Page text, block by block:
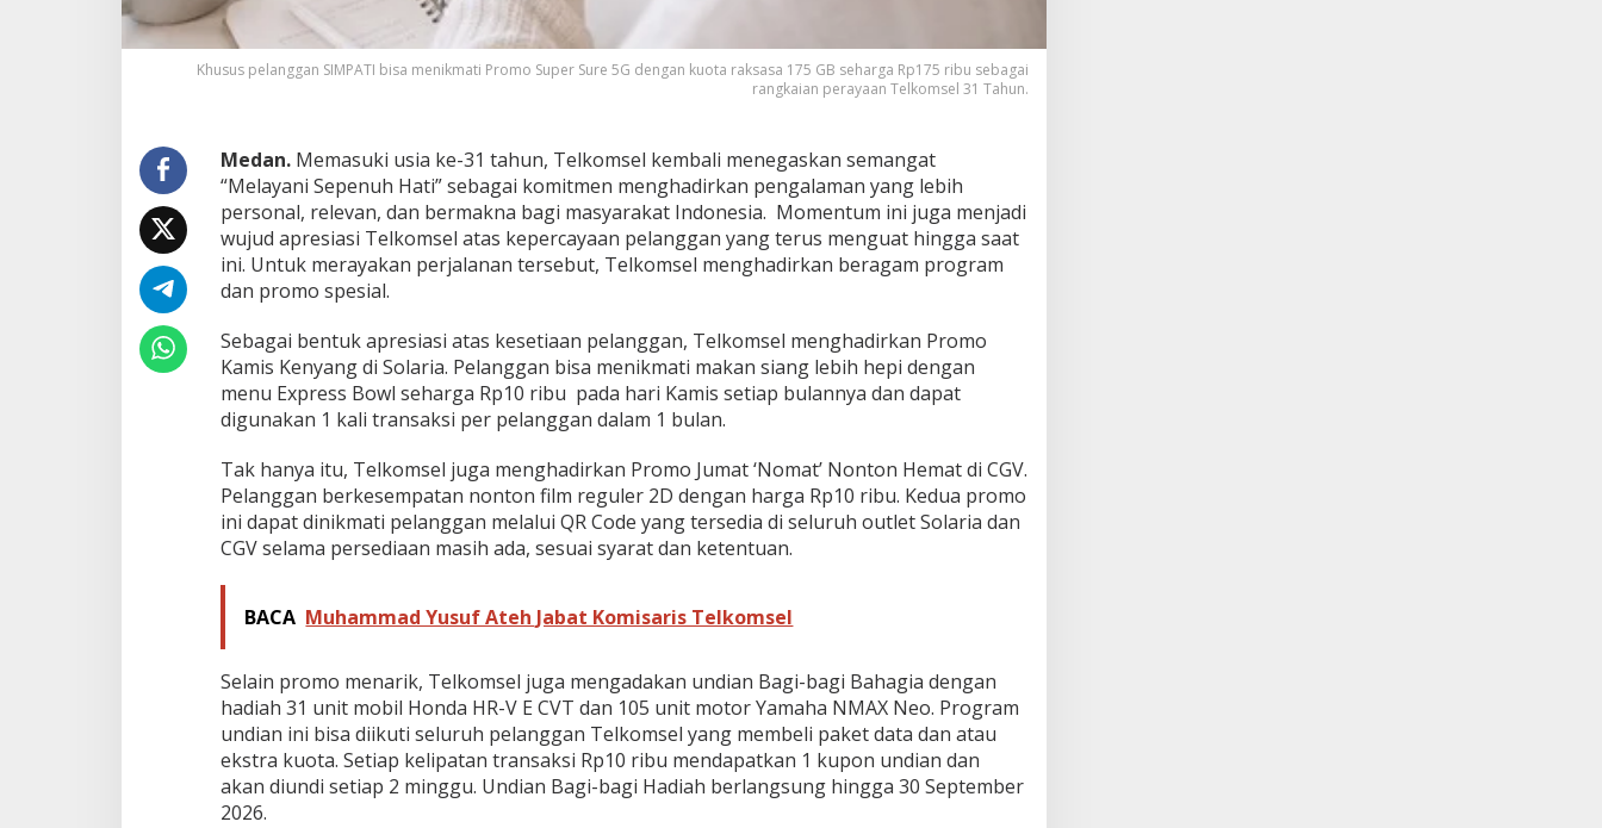
n
p
e
n
u
h
H
a
i
Khusus pelanggan SIMPATI bisa menikmati Promo Super Sure 5G dengan kuota raksasa 175 GB seharga Rp175 ribu sebagai
rangkaian perayaan Telkomsel 31 Tahun.
Medan. Memasuki usia ke-31 tahun, Telkomsel kembali menegaskan semangat
“Melayani Sepenuh Hati” sebagai komitmen menghadirkan pengalaman yang lebih
personal, relevan, dan bermakna bagi masyarakat Indonesia. Momentum ini juga menjadi
wujud apresiasi Telkomsel atas kepercayaan pelanggan yang terus menguat hingga saat
ini. Untuk merayakan perjalanan tersebut, Telkomsel menghadirkan beragam program
dan promo spesial.
Sebagai bentuk apresiasi atas kesetiaan pelanggan, Telkomsel menghadirkan Promo
Kamis Kenyang di Solaria. Pelanggan bisa menikmati makan siang lebih hepi dengan
menu Express Bowl seharga Rp10 ribu pada hari Kamis setiap bulannya dan dapat
digunakan 1 kali transaksi per pelanggan dalam 1 bulan.
Tak hanya itu, Telkomsel juga menghadirkan Promo Jumat ‘Nomat’ Nonton Hemat di CGV.
Pelanggan berkesempatan nonton film reguler 2D dengan harga Rp10 ribu. Kedua promo
ini dapat dinikmati pelanggan melalui QR Code yang tersedia di seluruh outlet Solaria dan
CGV selama persediaan masih ada, sesuai syarat dan ketentuan.
BACA Muhammad Yusuf Ateh Jabat Komisaris Telkomsel
Selain promo menarik, Telkomsel juga mengadakan undian Bagi-bagi Bahagia dengan
hadiah 31 unit mobil Honda HR-V E CVT dan 105 unit motor Yamaha NMAX Neo. Program
undian ini bisa diikuti seluruh pelanggan Telkomsel yang membeli paket data dan atau
ekstra kuota. Setiap kelipatan transaksi Rp10 ribu mendapatkan 1 kupon undian dan
akan diundi setiap 2 minggu. Undian Bagi-bagi Hadiah berlangsung hingga 30 September
2026.